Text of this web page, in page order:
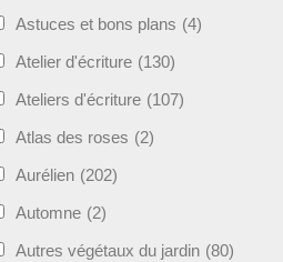
Astuces et bons plans (4)
Atelier d'écriture (130)
Ateliers d'écriture (107)
Atlas des roses (2)
Aurélien (202)
Automne (2)
Autres végétaux du jardin (80)